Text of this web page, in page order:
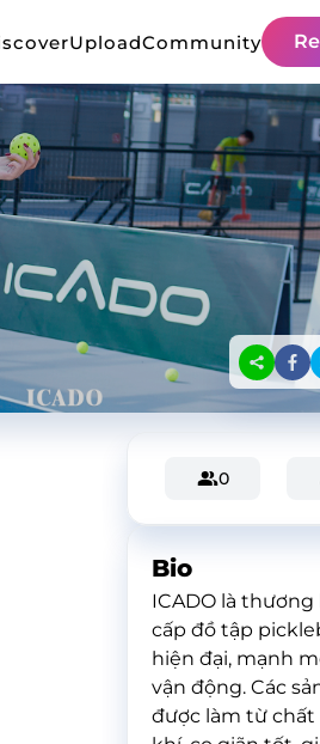
UploadCommunity
0
Bio
ICADO là
cấp đồ tập
hiện đại, mạnh
vận động. Các
được làm từ chất